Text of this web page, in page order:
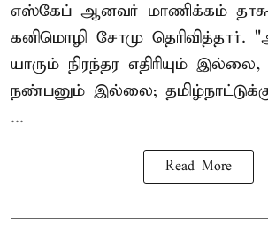
எஸ்கேப் ஆனவர் மாணிக்கம்
கனிமொழி சோமு தெரிவித்தார்.
யாரும் நிரந்தர எதிரியும் இல்லை,
நண்பனும் இல்லை;
...
Read More